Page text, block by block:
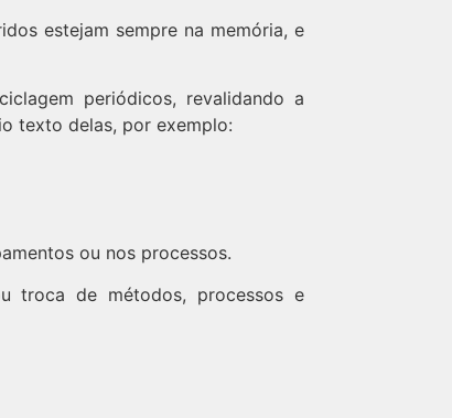
estejam sempre na memória, e
periódicos, revalidando a
texto delas, por exemplo:
ou nos processos.
troca de métodos, processos e